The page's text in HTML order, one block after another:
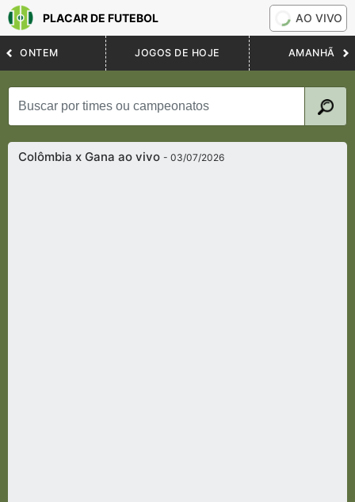
PLACAR DE FUTEBOL AO VIVO
ONTEM JOGOS DE HOJE AMANHÃ
Colômbia x Gana ao vivo- 03/07/2026